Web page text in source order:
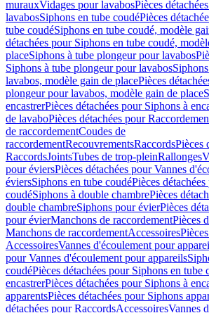
murauxVidages pour lavabosPièces
lavabosSiphons en tube coudéPièces
tube coudéSiphons en tube coudé, modèle
détachées pour Siphons en tube coudé,
placeSiphons à tube plongeur pour lavabos
Siphons à tube plongeur pour lavabos
lavabos, modèle gain de placePièces
plongeur pour lavabos, modèle gain de place
encastrerPièces détachées pour Siphons à
de lavaboPièces détachées pour
de raccordementCoudes de
raccordementRecouvrementsRaccordsPièces
RaccordsJointsTubes de trop-pleinRallonges
pour éviersPièces détachées pour Vannes
éviersSiphons en tube coudéPièces
coudéSiphons à double chambrePièces
double chambreSiphons pour évierPièces
pour évierManchons de raccordementPièces
Manchons de raccordementAccessoires
AccessoiresVannes d'écoulement pour
pour Vannes d'écoulement pour appareils
coudéPièces détachées pour Siphons en tube
encastrerPièces détachées pour Siphons à
apparentsPièces détachées pour Siphons
détachées pour RaccordsAccessoiresVannes